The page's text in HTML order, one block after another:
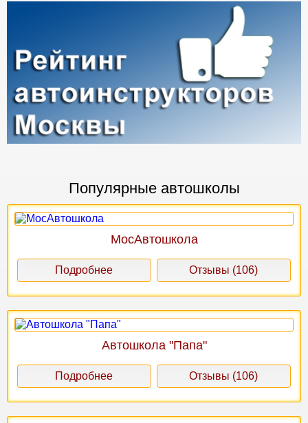
Популярные автошколы
МосАвтошкола
Подробнее Отзывы (106)
Автошкола "Папа"
Подробнее Отзывы (106)